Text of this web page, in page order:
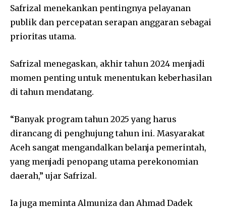
Safrizal menekankan pentingnya pelayanan
publik dan percepatan serapan anggaran sebagai
prioritas utama.
Safrizal menegaskan, akhir tahun 2024 menjadi
momen penting untuk menentukan keberhasilan
di tahun mendatang.
“Banyak program tahun 2025 yang harus
dirancang di penghujung tahun ini. Masyarakat
Aceh sangat mengandalkan belanja pemerintah,
yang menjadi penopang utama perekonomian
daerah,” ujar Safrizal.
Ia juga meminta Almuniza dan Ahmad Dadek